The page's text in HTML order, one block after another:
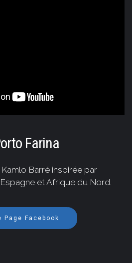
Farina
Barré inspirée par
et Afrique du Nord.
Page Facebook